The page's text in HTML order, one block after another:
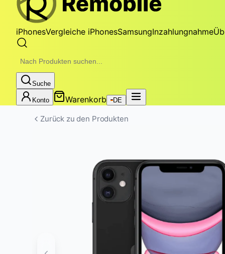
iPhonesVergleiche iPhonesSamsungInzahlungnahme
Suche
Konto Warenkorb DE
Zurück zu den Produkten